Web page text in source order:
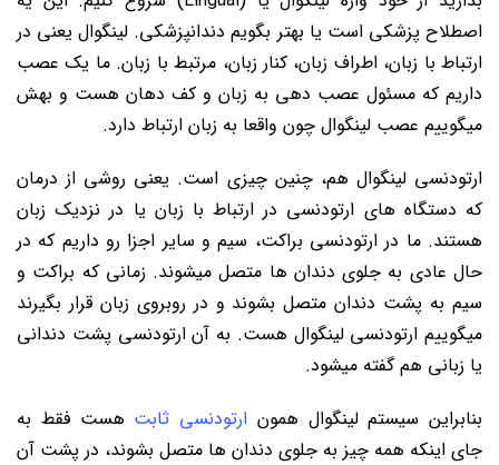
اصطلاح پزشکی است یا بهتر بگویم دندانپزشکی. لینگوال یعنی در
ارتباط با زبان، اطراف زبان، کنار زبان، مرتبط با زبان. ما یک عصب
داریم که مسئول عصب دهی به زبان و کف دهان هست و بهش
میگوییم عصب لینگوال چون واقعا به زبان ارتباط دارد.
ارتودنسی لینگوال هم، چنین چیزی است. یعنی روشی از درمان
که دستگاه های ارتودنسی در ارتباط با زبان یا در نزدیک زبان
هستند. ما در ارتودنسی براکت، سیم و سایر اجزا رو داریم که در
حال عادی به جلوی دندان ها متصل میشوند. زمانی که براکت و
سیم به پشت دندان متصل بشوند و در روبروی زبان قرار بگیرند
میگوییم ارتودنسی لینگوال هست. به آن ارتودنسی پشت دندانی
یا زبانی هم گفته میشود.
بنابراین سیستم لینگوال همون ارتودنسی ثابت هست فقط به
جای اینکه همه چیز به جلوی دندان ها متصل بشوند، در پشت آن